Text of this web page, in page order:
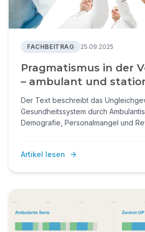
FACHBEITRAG 25.09.2025
Pragmatismus in der
– ambulant und
zusammenarbeiten
Der Text beschreibt das
Gesundheitssystem durch
Demografie, Personalmangel und
ambulante Akteure kooperieren statt
Artikel lesen